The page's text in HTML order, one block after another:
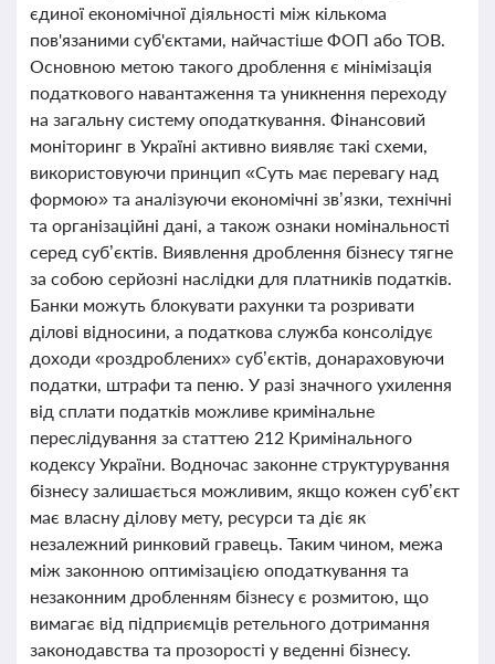
єдиної економічної діяльності між кількома
пов'язаними суб'єктами, найчастіше ФОП або ТОВ.
Основною метою такого дроблення є мінімізація
податкового навантаження та уникнення переходу
на загальну систему оподаткування. Фінансовий
моніторинг в Україні активно виявляє такі схеми,
використовуючи принцип «Суть має перевагу над
формою» та аналізуючи економічні зв’язки, технічні
та організаційні дані, а також ознаки номінальності
серед суб’єктів. Виявлення дроблення бізнесу тягне
за собою серйозні наслідки для платників податків.
Банки можуть блокувати рахунки та розривати
ділові відносини, а податкова служба консолідує
доходи «роздроблених» суб’єктів, донараховуючи
податки, штрафи та пеню. У разі значного ухилення
від сплати податків можливе кримінальне
переслідування за статтею 212 Кримінального
кодексу України. Водночас законне структурування
бізнесу залишається можливим, якщо кожен суб’єкт
має власну ділову мету, ресурси та діє як
незалежний ринковий гравець. Таким чином, межа
між законною оптимізацією оподаткування та
незаконним дробленням бізнесу є розмитою, що
вимагає від підприємців ретельного дотримання
законодавства та прозорості у веденні бізнесу.